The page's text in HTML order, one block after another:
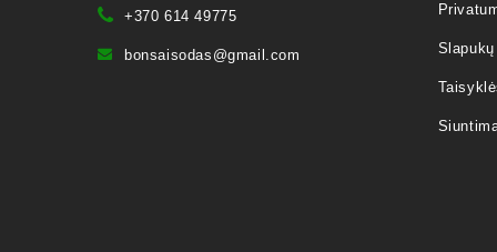
+370 614 49775
bonsaisodas@gmail.com